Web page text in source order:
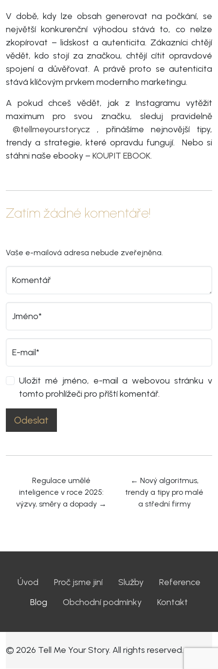
V době, kdy lze obsah generovat na počkání, se
největší konkurenční výhodou stává to, co nelze
zkopírovat – lidskost a autenticita. Zákazníci chtějí
vědět, kdo stojí za značkou, chtějí cítit opravdové
spojení a důvěřovat. A právě proto se autenticita
stává klíčovým prvkem moderního marketingu.
A pokud chceš vědět, jak z Instagramu vytěžit
maximum pro svou značku, sleduj pravidelně
@tellmeyourstorycz , přinášíme nejnovější tipy,
trendy a strategie, které opravdu fungují. Nebo si
stáhni naše ebooky – KOUPIT EBOOK.
Zatím žádné komentáře!
Vaše e-mailová adresa nebude zveřejněna.
Komentář
Jméno*
E-mail*
Uložit mé jméno, e-mail a webovou stránku v
tomto prohlížeči pro příští komentář.
Regulace umělé
inteligence v roce 2025:
výzvy, směry a dopady →
← Nový algoritmus,
trendy a tipy pro malé
a střední firmy
Úvod Proč jsme jiní Služby
Reference
Blog
Obchodní podmínky Kontakt
© 2026 Tell Me Your Story. All rights reserved.